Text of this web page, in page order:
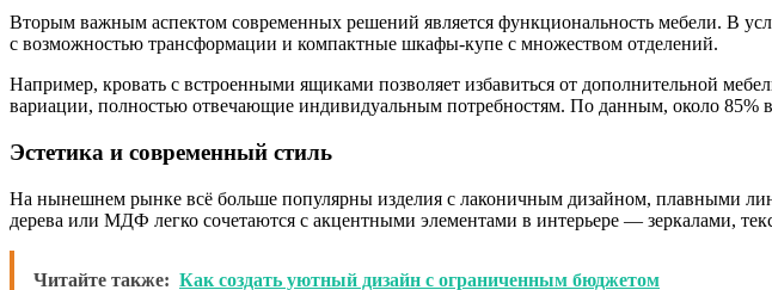
Вторым важным аспектом современных решений является функциональность мебели. В
с возможностью трансформации и компактные шкафы-купе с множеством отделений.
Например, кровать с встроенными ящиками позволяет избавиться от дополнительной
вариации, полностью отвечающие индивидуальным потребностям. По данным, около 85%
Эстетика и современный стиль
На нынешнем рынке всё больше популярны изделия с лаконичным дизайном, плавными
дерева или МДФ легко сочетаются с акцентными элементами в интерьере — зеркалами,
Читайте также: Как создать уютный дизайн с ограниченным бюджетом